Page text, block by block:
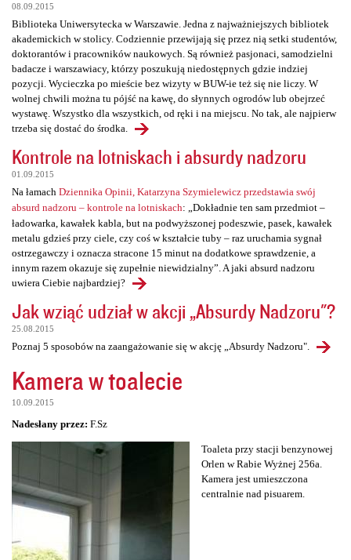
08.09.2015
Biblioteka Uniwersytecka w Warszawie. Jedna z najważniejszych bibliotek
akademickich w stolicy. Codziennie przewijają się przez nią setki studentów,
doktorantów i pracowników naukowych. Są również pasjonaci, samodzielni
badacze i warszawiacy, którzy poszukują niedostępnych gdzie indziej
pozycji. Wycieczka po mieście bez wizyty w BUW-ie też się nie liczy. W
wolnej chwili można tu pójść na kawę, do słynnych ogrodów lub obejrzeć
wystawę. Wszystko dla wszystkich, od ręki i na miejscu. No tak, ale najpierw
trzeba się dostać do środka.
Kontrole na lotniskach i absurdy nadzoru
01.09.2015
Na łamach Dziennika Opinii, Katarzyna Szymielewicz przedstawia swój
absurd nadzoru – kontrole na lotniskach: „Dokładnie ten sam przedmiot –
ładowarka, kawałek kabla, but na podwyższonej podeszwie, pasek, kawałek
metalu gdzieś przy ciele, czy coś w kształcie tuby – raz uruchamia sygnał
ostrzegawczy i oznacza stracone 15 minut na dodatkowe sprawdzenie, a
innym razem okazuje się zupełnie niewidzialny”. A jaki absurd nadzoru
uwiera Ciebie najbardziej?
Jak wziąć udział w akcji „Absurdy Nadzoru"?
25.08.2015
Poznaj 5 sposobów na zaangażowanie się w akcję „Absurdy Nadzoru".
Kamera w toalecie
10.09.2015
Nadesłany przez: F.Sz
Toaleta przy stacji benzynowej
Orlen w Rabie Wyżnej 256a.
Kamera jest umieszczona
centralnie nad pisuarem.